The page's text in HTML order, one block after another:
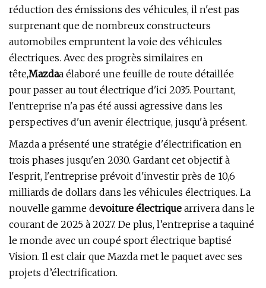
réduction des émissions des véhicules, il n'est pas
surprenant que de nombreux constructeurs
automobiles empruntent la voie des véhicules
électriques. Avec des progrès similaires en
tête,Mazdaa élaboré une feuille de route détaillée
pour passer au tout électrique d'ici 2035. Pourtant,
l'entreprise n'a pas été aussi agressive dans les
perspectives d'un avenir électrique, jusqu'à présent.
Mazda a présenté une stratégie d'électrification en
trois phases jusqu'en 2030. Gardant cet objectif à
l'esprit, l'entreprise prévoit d'investir près de 10,6
milliards de dollars dans les véhicules électriques. La
nouvelle gamme devoiture électrique arrivera dans le
courant de 2025 à 2027. De plus, l’entreprise a taquiné
le monde avec un coupé sport électrique baptisé
Vision. Il est clair que Mazda met le paquet avec ses
projets d’électrification.